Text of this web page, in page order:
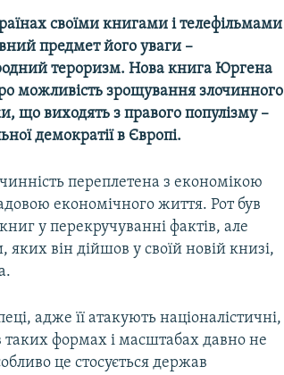
своїми книгами і телефільмами
предмет його уваги –
тероризм. Нова книга Юргена
можливість зрощування злочинного
що виходять з правого популізму –
демократії в Європі.
переплетена з економікою
економічного життя. Рот був
у перекручуванні фактів, але
він дійшов у своїй новій книзі,
адже її атакують націоналістичні,
таких формах і масштабах давно не
це стосується держав